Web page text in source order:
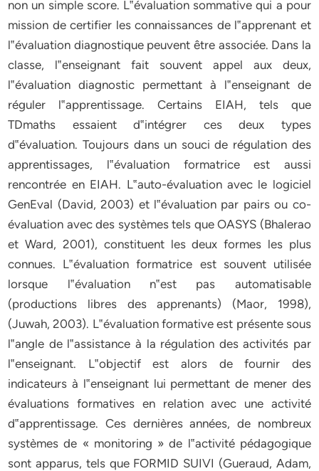
non un simple score. L‟évaluation sommative qui a pour
mission de certifier les connaissances de l‟apprenant et
l‟évaluation diagnostique peuvent être associée. Dans la
classe, l‟enseignant fait souvent appel aux deux,
l‟évaluation diagnostic permettant à l‟enseignant de
réguler l‟apprentissage. Certains EIAH, tels que
TDmaths essaient d‟intégrer ces deux types
d‟évaluation. Toujours dans un souci de régulation des
apprentissages, l‟évaluation formatrice est aussi
rencontrée en EIAH. L‟auto-évaluation avec le logiciel
GenEval (David, 2003) et l‟évaluation par pairs ou co-
évaluation avec des systèmes tels que OASYS (Bhalerao
et Ward, 2001), constituent les deux formes les plus
connues. L‟évaluation formatrice est souvent utilisée
lorsque l‟évaluation n‟est pas automatisable
(productions libres des apprenants) (Maor, 1998),
(Juwah, 2003). L‟évaluation formative est présente sous
l‟angle de l‟assistance à la régulation des activités par
l‟enseignant. L‟objectif est alors de fournir des
indicateurs à l‟enseignant lui permettant de mener des
évaluations formatives en relation avec une activité
d‟apprentissage. Ces dernières années, de nombreux
systèmes de « monitoring » de l‟activité pédagogique
sont apparus, tels que FORMID SUIVI (Gueraud, Adam,